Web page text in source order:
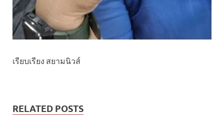
เรียบเรียง สยามนิวส์
RELATED POSTS